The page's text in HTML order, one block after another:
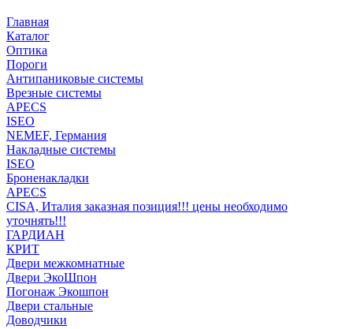
Главная
Каталог
Оптика
Пороги
Антипаниковые системы
Врезные системы
APECS
ISEO
NEMEF, Германия
Накладные системы
ISEO
Броненакладки
APECS
CISA, Италия заказная позиция!!! цены необходимо
уточнять!!!
ГАРДИАН
КРИТ
Двери межкомнатные
Двери ЭкоШпон
Погонаж Экошпон
Двери стальные
Доводчики